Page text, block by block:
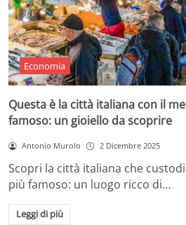
Economia
Questa è la città italiana con il
famoso: un gioiello da scoprire
Antonio Murolo 2 Dicembre 2025
Scopri la città italiana che
più famoso: un luogo ricco di…
Leggi di più